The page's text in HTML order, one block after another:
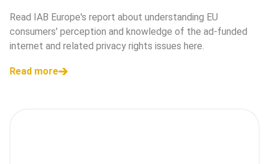
Read IAB Europe's report about understanding EU
consumers' perception and knowledge of the ad-funded
internet and related privacy rights issues here.
Read more